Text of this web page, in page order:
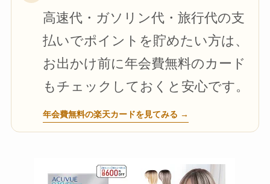
高速代・ガソリン代・旅行代の支
払いでポイントを貯めたい方は、
お出かけ前に年会費無料のカード
もチェックしておくと安心です。
年会費無料の楽天カードを見てみる